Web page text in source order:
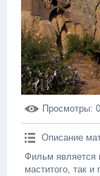
Просмотры: 0
Описание
Фильм является
маститого, так и